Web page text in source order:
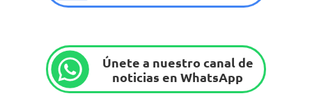
Únete a nuestro canal de
noticias en WhatsApp